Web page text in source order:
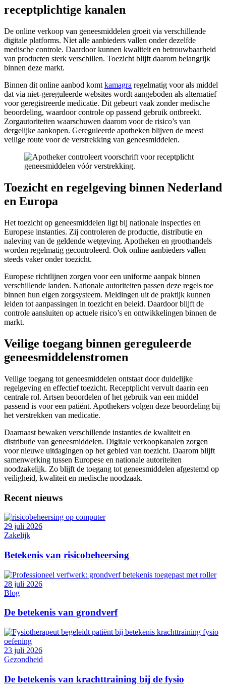
receptplichtige kanalen
De online verkoop van geneesmiddelen groeit via verschillende
digitale platforms. Niet alle aanbieders vallen onder dezelfde
medische controle. Daardoor kunnen kwaliteit en betrouwbaarheid
van producten sterk verschillen. Toezicht blijft daarom belangrijk
binnen deze markt.
Binnen dit online aanbod komt kamagra regelmatig voor als middel
dat via niet-gereguleerde websites wordt aangeboden als alternatief
voor geregistreerde medicatie. Dit gebeurt vaak zonder medische
beoordeling, waardoor controle op passend gebruik ontbreekt.
Zorgautoriteiten waarschuwen daarom voor de risico’s van
dergelijke aankopen. Gereguleerde apotheken blijven de meest
veilige route voor de verstrekking van geneesmiddelen.
Toezicht en regelgeving binnen Nederland
en Europa
Het toezicht op geneesmiddelen ligt bij nationale inspecties en
Europese instanties. Zij controleren de productie, distributie en
naleving van de geldende wetgeving. Apotheken en groothandels
worden regelmatig gecontroleerd. Ook online aanbieders vallen
steeds vaker onder toezicht.
Europese richtlijnen zorgen voor een uniforme aanpak binnen
verschillende landen. Nationale autoriteiten passen deze regels toe
binnen hun eigen zorgsysteem. Meldingen uit de praktijk kunnen
leiden tot aanpassingen in toezicht en beleid. Daardoor blijft de
controle aansluiten op actuele risico’s en ontwikkelingen binnen de
markt.
Veilige toegang binnen gereguleerde
geneesmiddelenstromen
Veilige toegang tot geneesmiddelen ontstaat door duidelijke
regelgeving en effectief toezicht. Receptplicht vervult daarin een
centrale rol. Artsen beoordelen of het gebruik van een middel
passend is voor een patiënt. Apothekers volgen deze beoordeling bij
het verstrekken van medicatie.
Daarnaast bewaken verschillende instanties de kwaliteit en
distributie van geneesmiddelen. Digitale verkoopkanalen zorgen
voor nieuwe uitdagingen op het gebied van toezicht. Daarom blijft
samenwerking tussen Europese en nationale autoriteiten
noodzakelijk. Zo blijft de toegang tot geneesmiddelen afgestemd op
veiligheid, kwaliteit en medische noodzaak.
Recent nieuws
29 juli 2026
Zakelijk
Betekenis van risicobeheersing
28 juli 2026
Blog
De betekenis van grondverf
23 juli 2026
Gezondheid
De betekenis van krachttraining bij de fysio